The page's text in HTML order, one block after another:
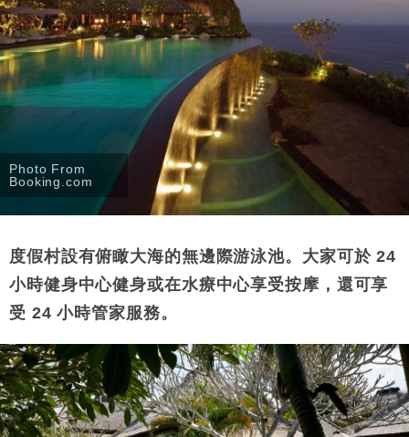
Photo From
Booking.com
度假村設有俯瞰大海的無邊際游泳池。大家可於 24
小時健身中心健身或在水療中心享受按摩，還可享
受 24 小時管家服務。